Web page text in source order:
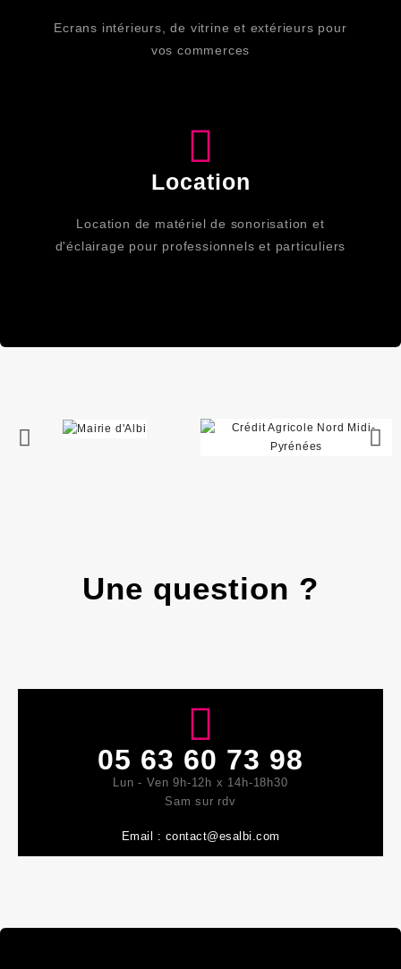
Ecrans intérieurs, de vitrine et extérieurs pour
vos commerces
Location
Location de matériel de sonorisation et
d'éclairage pour professionnels et particuliers
Une question ?
05 63 60 73 98
Lun - Ven 9h-12h x 14h-18h30
Sam sur rdv
Email : contact@esalbi.com